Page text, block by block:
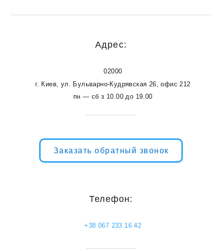
Адрес:
02000
г. Киев, ул. Бульварно-Кудрявская 26, офис 212
пн — сб з 10.00 до 19.00
Заказать обратный звонок
Телефон:
+38 067 233 16 42